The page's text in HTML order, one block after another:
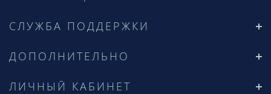
СЛУЖБА ПОДДЕРЖКИ
ДОПОЛНИТЕЛЬНО
ЛИЧНЫЙ КАБИНЕТ